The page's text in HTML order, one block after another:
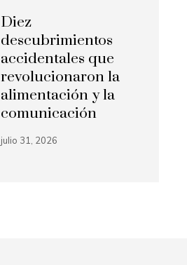
Diez
descubrimientos
accidentales que
revolucionaron la
alimentación y la
comunicación
julio 31, 2026